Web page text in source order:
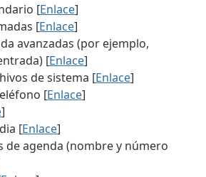
[Enlace]
[Enlace]
avanzadas (por ejemplo,
[Enlace]
de sistema [Enlace]
[Enlace]
]
[Enlace]
de agenda (nombre y número